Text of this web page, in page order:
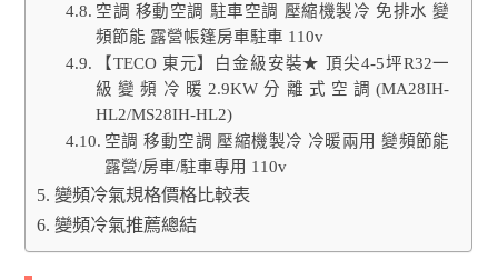
空調 移動空調 駐車空調 壓縮機製冷 免排水 變
頻節能 露營帳篷房車駐車 110v
【TECO 東元】白金級安裝★ 頂尖4-5坪R32一
級變頻冷暖2.9KW分離式空調(MA28IH-
HL2/MS28IH-HL2)
空調 移動空調 壓縮機製冷 冷暖兩用 變頻節能
露營/房車/駐車專用 110v
變頻冷氣規格價格比較表
變頻冷氣推薦總結